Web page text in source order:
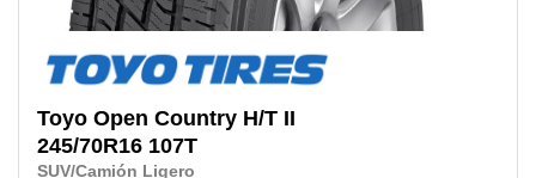
Toyo Open Country H/T II
245/70R16 107T
SUV/Camión Ligero